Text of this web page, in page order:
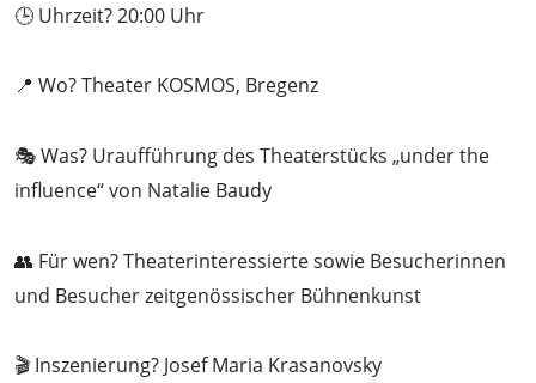
🕒 Uhrzeit? 20:00 Uhr
📍 Wo? Theater KOSMOS, Bregenz
🎭 Was? Uraufführung des Theaterstücks „under the
influence“ von Natalie Baudy
👥 Für wen? Theaterinteressierte sowie Besucherinnen
und Besucher zeitgenössischer Bühnenkunst
🎬 Inszenierung? Josef Maria Krasanovsky